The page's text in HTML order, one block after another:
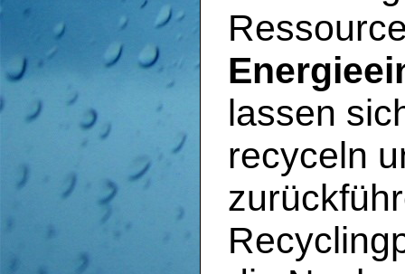
lassen
recyceln